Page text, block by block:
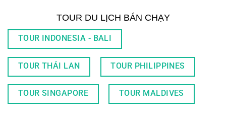
TOUR DU LỊCH BÁN CHẠY
TOUR INDONESIA - BALI
TOUR THÁI LAN TOUR PHILIPPINES
TOUR SINGAPORE TOUR MALDIVES